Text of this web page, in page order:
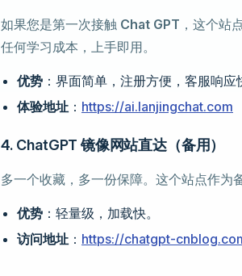
如果您是第一次接触 Chat GPT ，这个站
任何学习成本，上手即用。
优势 ：界面简单，注册方便，客服响应
体验地址 ： https://ai.lanjingchat.com
4. ChatGPT 镜像网站直达（备用）
多一个收藏，多一份保障。这个站点作为
优势 ：轻量级，加载快。
访问地址 ： https://chatgpt-